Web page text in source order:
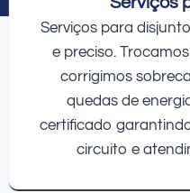
Serviços para
e preciso.
corrigimos
quedas de
certificado
circuito e